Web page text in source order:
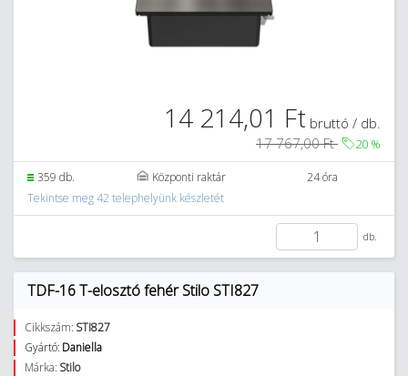
14 214,01 Ft bruttó / db.
17 767,00 Ft
20 %
359 db. Központi raktár
24 óra
Tekintse meg 42 telephelyünk készletét
db.
TDF-16 T-elosztó fehér Stilo STI827
Cikkszám: STI827
Gyártó: Daniella
Márka: Stilo